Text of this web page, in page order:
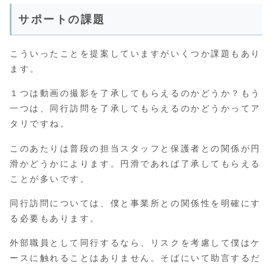
サポートの課題
こういったことを提案していますがいくつか課題もあり
ます。
１つは動画の撮影を了承してもらえるのかどうか？もう
一つは、同行訪問を了承してもらえるのかどうかってア
タリですね。
このあたりは普段の担当スタッフと保護者との関係が円
滑かどうかによります。円滑であれば了承してもらえる
ことが多いです。
同行訪問については、僕と事業所との関係性を明確にす
る必要もあります。
外部職員として同行するなら、リスクを考慮して僕はケ
ースに触れることはありません。そばにいて助言するだ